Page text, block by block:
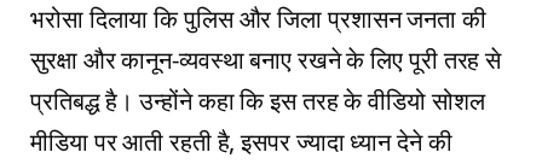
भरोसा दिलाया कि पुलिस और जिला प्रशासन जनता की
सुरक्षा और कानून-व्यवस्था बनाए रखने के लिए पूरी तरह से
प्रतिबद्ध है। उन्होंने कहा कि इस तरह के वीडियो सोशल
मीडिया पर आती रहती है, इसपर ज्यादा ध्यान देने की